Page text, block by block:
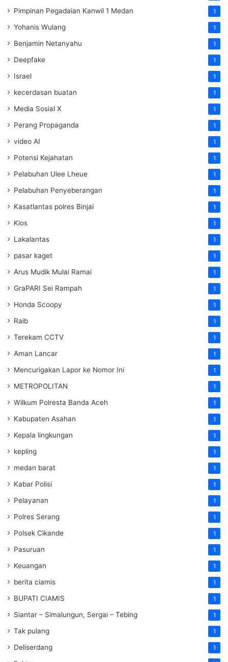
Pimpinan Pegadaian Kanwil 1 Medan 1
Yohanis Wulang 1
Benjamin Netanyahu 1
Deepfake 1
Israel 1
kecerdasan buatan 1
Media Sosial X 1
Perang Propaganda 1
video AI 1
Potensi Kejahatan 1
Pelabuhan Ulee Lheue 1
Pelabuhan Penyeberangan 1
Kasatlantas polres Binjai 1
Kios 1
Lakalantas 1
pasar kaget 1
Arus Mudik Mulai Ramai 1
GraPARI Sei Rampah 1
Honda Scoopy 1
Raib 1
Terekam CCTV 1
Aman Lancar 1
Mencurigakan Lapor ke Nomor Ini 1
METROPOLITAN 1
Wilkum Polresta Banda Aceh 1
Kabupaten Asahan 1
Kepala lingkungan 1
kepling 1
medan barat 1
Kabar Polisi 1
Pelayanan 1
Polres Serang 1
Polsek Cikande 1
Pasuruan 1
Keuangan 1
berita ciamis 1
BUPATI CIAMIS 1
Siantar – Simalungun, Sergai – Tebing 1
Tak pulang 1
Deliserdang 1